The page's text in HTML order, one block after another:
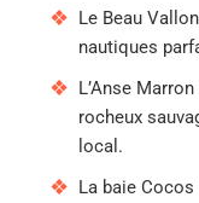
Le Beau
nautiques
L’Anse
rocheux
local.
La baie